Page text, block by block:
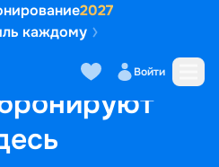
2027
каждому
Войти